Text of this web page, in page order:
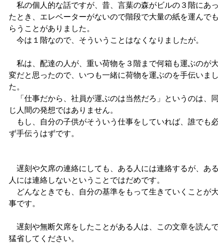
私の個人的な話ですが、昔、言葉の森がビルの３階にあ
たとき、エレベーターがないので階段で大量の紙を運んで
らうことがありました。
今は１階なので、そういうことはなくなりましたが。
私は、配達の人が、重い荷物を３階まで何箱も運ぶのが
変だと思ったので、いつも一緒に荷物を運ぶのを手伝いま
た。
「仕事だから、社員が運ぶのは当然だろ」というのは、
じ人間の発想ではありません。
もし、自分の子供がそういう仕事をしていれば、誰でも
ず手伝うはずです。
遅刻や欠席の連絡にしても、ある人には連絡するが、あ
人には連絡しないということではだめです。
どんなときでも、自分の基準をもって生きていくことが
事です。
遅刻や無断欠席をしたことがある人は、この文章を読ん
猛省してください。